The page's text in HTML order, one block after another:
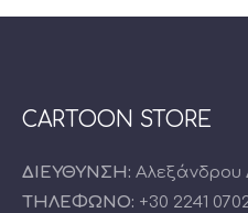
CARTOON STORE
ΔΙΕΥΘΥΝΣΗ: Αλεξάνδρου
ΤΗΛΕΦΩΝΟ: +30 2241